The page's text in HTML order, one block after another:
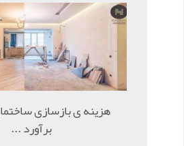
هزینه ی بازسازی
برآورد ...